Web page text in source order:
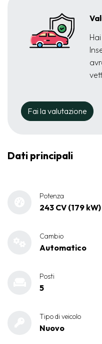
Fai la valutazione
Dati principali
Potenza
243 CV (179 kW)
Cambio
Automatico
Posti
5
Tipo di veicolo
Nuovo